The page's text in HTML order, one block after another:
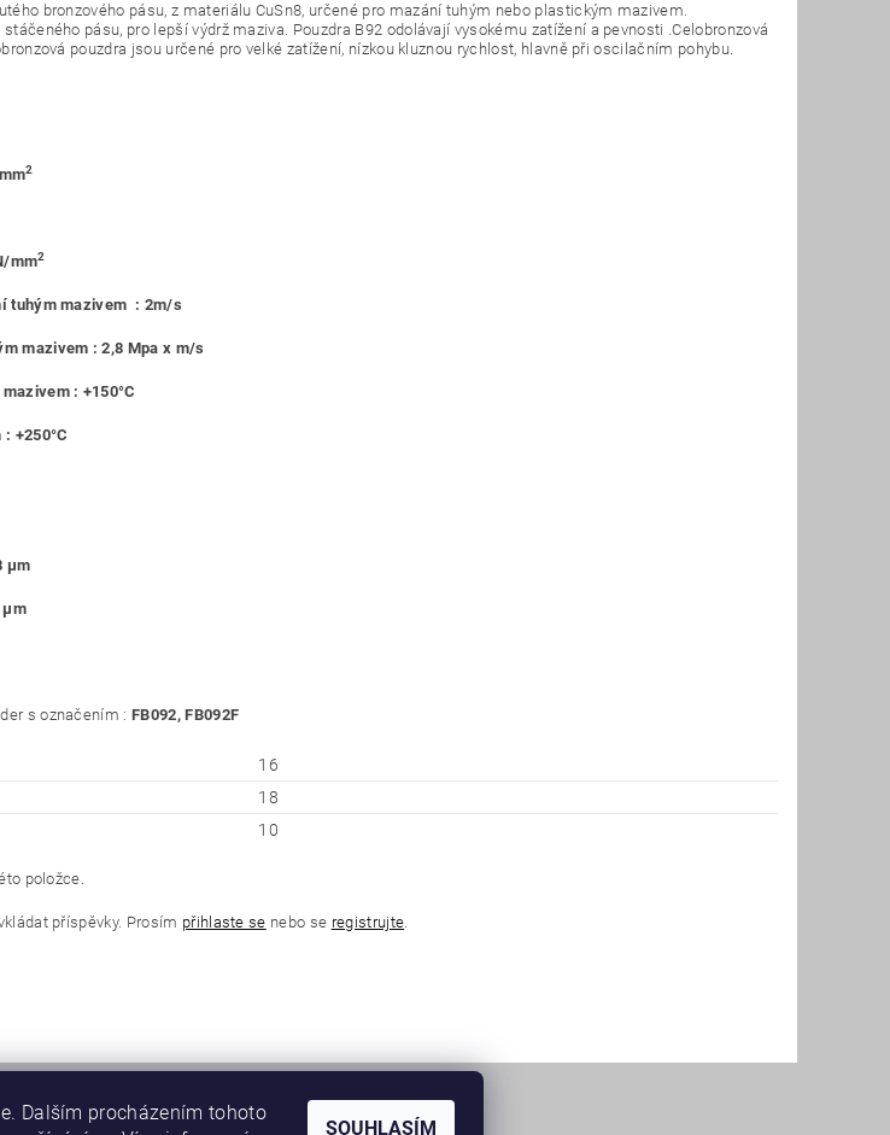
bronzového pásu, z materiálu CuSn8, určené pro mazání tuhým nebo plastickým mazivem.
pásu, pro lepší výdrž maziva. Pouzdra B92 odolávají vysokému zatížení a pevnosti .Celobronzová
pouzdra jsou určené pro velké zatížení, nízkou kluznou rychlost, hlavně při oscilačním pohybu.
2
mm2
tuhým mazivem : 2m/s
mazivem : 2,8 Mpa x m/s
: +150°C
+250°C
μm
μm
s označením :FB092, FB092F
16
18
10
položce.
příspěvky. Prosím přihlaste se nebo se registrujte.
Dalším procházením tohoto
SOUHLASÍM